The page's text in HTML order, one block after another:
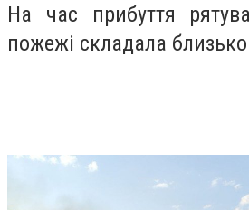
На час прибуття
пожежі складала